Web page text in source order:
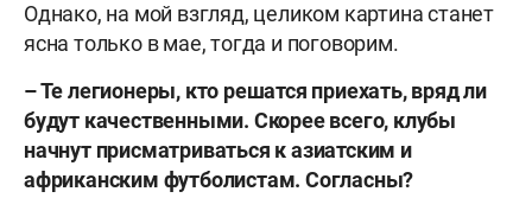
Однако, на мой взгляд, целиком картина станет
ясна только в мае, тогда и поговорим.
– Те легионеры, кто решатся приехать, вряд ли
будут качественными. Скорее всего, клубы
начнут присматриваться к азиатским и
африканским футболистам. Согласны?